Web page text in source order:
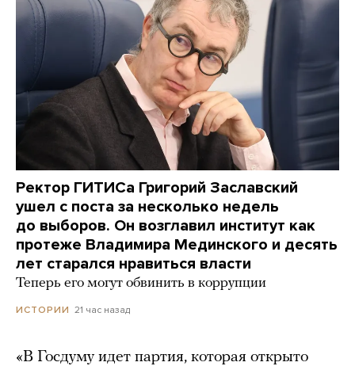
Ректор ГИТИСа Григорий Заславский
ушел с поста за несколько недель
до выборов. Он возглавил институт как
протеже Владимира Мединского и десять
лет старался нравиться власти
Теперь его могут обвинить в коррупции
ИСТОРИИ 21 час назад
«В Госдуму идет партия, которая открыто